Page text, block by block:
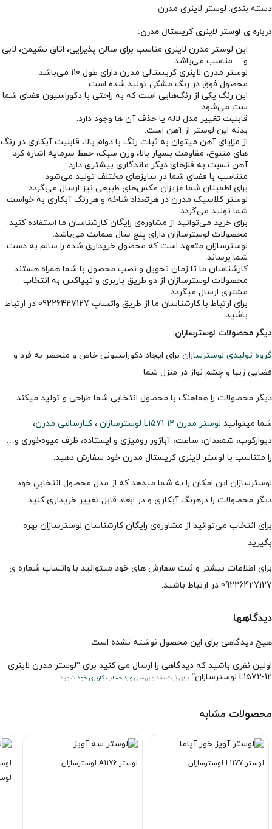
دسته بندی: لوستر لاینری مدرن
درباره ی لوستر لاینری کریستال مدرن:
این لوستر مدرن لاینری مناسب برای سالن پذیرایی، اتاق نشیمن، لابی
و… مناسب می‌باشد.
لوستر مدرن لاینری کریستالی مدرن دارای طول 110 می‌باشد.
محصول فوق در رنگ مشکی تولید شده است.
این رنگ یکی از رنگ‌هایی است که به راحتی با دکوراسیون فضای شما
ست می‌شود.
قابلیت تغییر مدل لاله یا حذف آن ها وجود دارد.
بدنه این لوستر از آهن است.
از مزایای آهن میتوان به ثبات رنگ با دوام بالا، قابلیت آبکاری در رنگ
های متنوع، مقاومت بسیار بالا، وزن سبک، حفظ سرمایه اشاره کرد.
آهن نسبت به فلزهای دیگر ماندگاری بیشتری دارد.
متناسب با فضای شما در سایزهای مختلف تولید می‌شود.
برای اطمینان شما عزیزان عکس‌های طبیعی نیز ارسال می‌گردد.
لوستر کلاسیک مدرن در هرتعداد شاخه و هررنگ آبکاری به خواست
شما تولید می‌گردد.
برای خرید می‌توانید از مشاوره‌ی رایگان کارشناسان ما استفاده کنید.
محصولات لوسترسازان دارای پنج سال ضمانت می‌باشد.
لوسترسازان متعهد است که محصول خریداری شده را سالم به دست
شما برساند.
کارشناسان ما تا زمان تحویل و نصب محصول با شما همراه هستند.
محصولات لوسترسازان از دو طریق باربری و تیپاکس به انتخاب
مشتری ارسال میگردد.
برای ارتباط با کارشناسان ما از طریق واتساپ 09226427127 در ارتباط
باشید.
دیگر محصولات لوسترسازان:
گروه تولیدی لوسترسازان برای ایجاد دکوراسیونی خاص و منحصر به فرد و
فضایی زیبا و چشم نواز در منزل شما
دیگر محصولات را هماهنگ با محصول انتخابی شما طراحی و تولید میکند.
شما میتوانید لوستر مدرن L1571-12 لوسترسازان ،کنارسالنی مدرن،
دیوارکوب، شمعدان، ساعت، آباژور رومیزی و ایستاده، ظرف میوه‌خوری و…
را متناسب با لوستر لاینری کریستال مدرن خود سفارش دهید.
لوسترسازان این امکان را به شما میدهد که از مدل محصول انتخابیِ خود
دیگر محصولات را درهرنگ آبکاری و در ابعاد قابل تغییر خریداری کنید.
برای انتخاب می‌توانید از مشاوره‌ی رایگان کارشناسان لوسترسازان بهره
بگیرید.
برای اطلاعات بیشتر و ثبت سفارش های خود میتوانید با واتساپ شماره ی
09226427127 در ارتباط باشید.
دیدگاهها
هیچ دیدگاهی برای این محصول نوشته نشده است.
اولین نفری باشید که دیدگاهی را ارسال می کنید برای “لوستر مدرن لاینری
L1572-12 لوسترسازان”
برای ثبت نقد و بررسی وارد حساب کاربری خود شوید.
محصولات مشابه
لوستر L1177 لوسترسازان لوستر A1176 لوسترسازان